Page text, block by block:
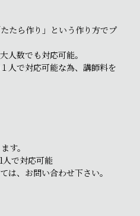
たら作り」という作り方でプ
人数でも対応可能。
人で対応可能な為、講師料を
す。
で対応可能
は、お問い合わせ下さい。